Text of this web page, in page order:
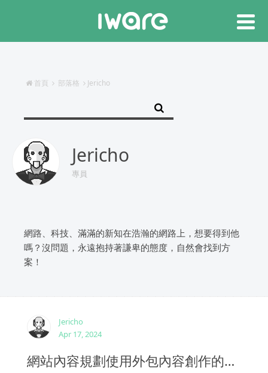
首頁 部落格 Jericho
Jericho
專員
網路、科技、滿滿的新知在浩瀚的網路上，想要得到他
嗎？沒問題，永遠抱持著謙卑的態度，自然會找到方
案！
Jericho
Apr 17, 2024
網站內容規劃使用外包內容創作的6個好處